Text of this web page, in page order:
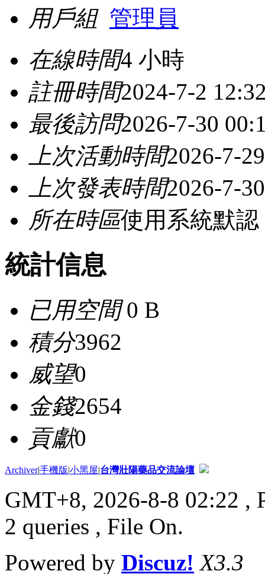
用戶組 管理員
在線時間4 小時
註冊時間2024-7-2
最後訪問2026-7-30
上次活動時間2026-7-
上次發表時間2026-7-
所在時區使用系統默認
統計信息
已用空間0 B
積分3962
威望0
金錢2654
貢獻0
Archiver|手機版|小黑屋|台灣壯陽藥品交流論壇
GMT+8, 2026-8-8 02:22 ,
2 queries , File On.
Powered by Discuz! X3.3